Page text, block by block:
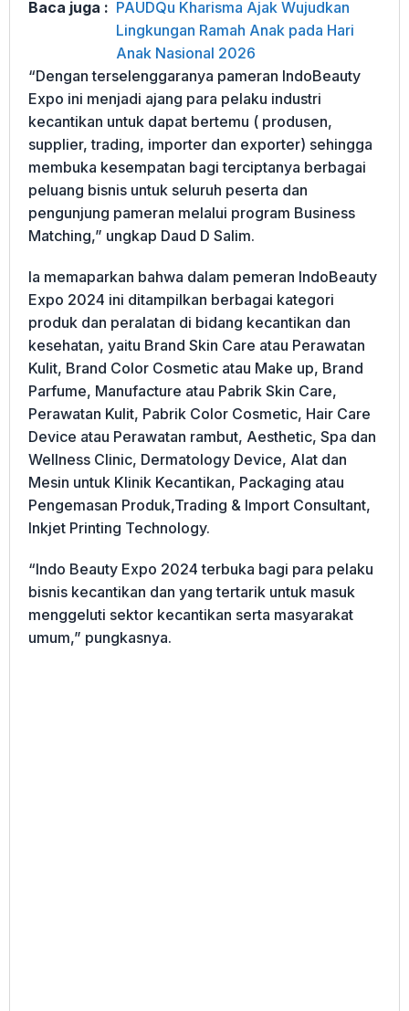
Baca juga : PAUDQu Kharisma Ajak Wujudkan
Lingkungan Ramah Anak pada Hari
Anak Nasional 2026
“Dengan terselenggaranya pameran IndoBeauty
Expo ini menjadi ajang para pelaku industri
kecantikan untuk dapat bertemu ( produsen,
supplier, trading, importer dan exporter) sehingga
membuka kesempatan bagi terciptanya berbagai
peluang bisnis untuk seluruh peserta dan
pengunjung pameran melalui program Business
Matching,” ungkap Daud D Salim.
Ia memaparkan bahwa dalam pemeran IndoBeauty
Expo 2024 ini ditampilkan berbagai kategori
produk dan peralatan di bidang kecantikan dan
kesehatan, yaitu Brand Skin Care atau Perawatan
Kulit, Brand Color Cosmetic atau Make up, Brand
Parfume, Manufacture atau Pabrik Skin Care,
Perawatan Kulit, Pabrik Color Cosmetic, Hair Care
Device atau Perawatan rambut, Aesthetic, Spa dan
Wellness Clinic, Dermatology Device, Alat dan
Mesin untuk Klinik Kecantikan, Packaging atau
Pengemasan Produk,Trading & Import Consultant,
Inkjet Printing Technology.
“Indo Beauty Expo 2024 terbuka bagi para pelaku
bisnis kecantikan dan yang tertarik untuk masuk
menggeluti sektor kecantikan serta masyarakat
umum,” pungkasnya.